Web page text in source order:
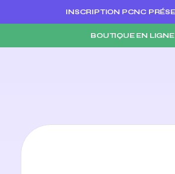
INSCRIPTION PCNC
BOUTIQUE EN LIGNE